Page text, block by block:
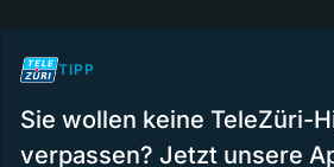
TIPP
Sie wollen keine TeleZüri-
verpassen? Jetzt unsere